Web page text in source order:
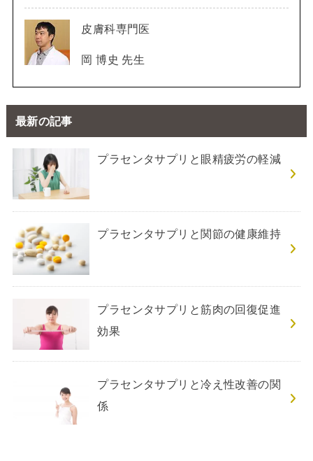
皮膚科専門医
岡 博史 先生
最新の記事
プラセンタサプリと眼精疲労の軽減
プラセンタサプリと関節の健康維持
プラセンタサプリと筋肉の回復促進
効果
プラセンタサプリと冷え性改善の関
係